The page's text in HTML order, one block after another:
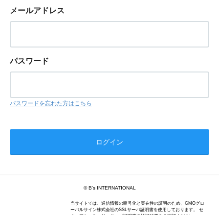
メールアドレス
パスワード
パスワードを忘れた方はこちら
© B's INTERNATIONAL
当サイトでは、通信情報の暗号化と実在性の証明のため、GMOグロ
ーバルサイン株式会社のSSLサーバ証明書を使用しております。 セ